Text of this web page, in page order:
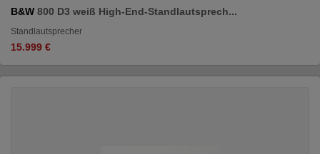
B&W 800 D3 weiß High-End-Standlautsprech...
Standlautsprecher
15.999 €